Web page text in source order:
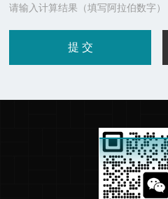
请输入计算结果（填写阿拉伯数字